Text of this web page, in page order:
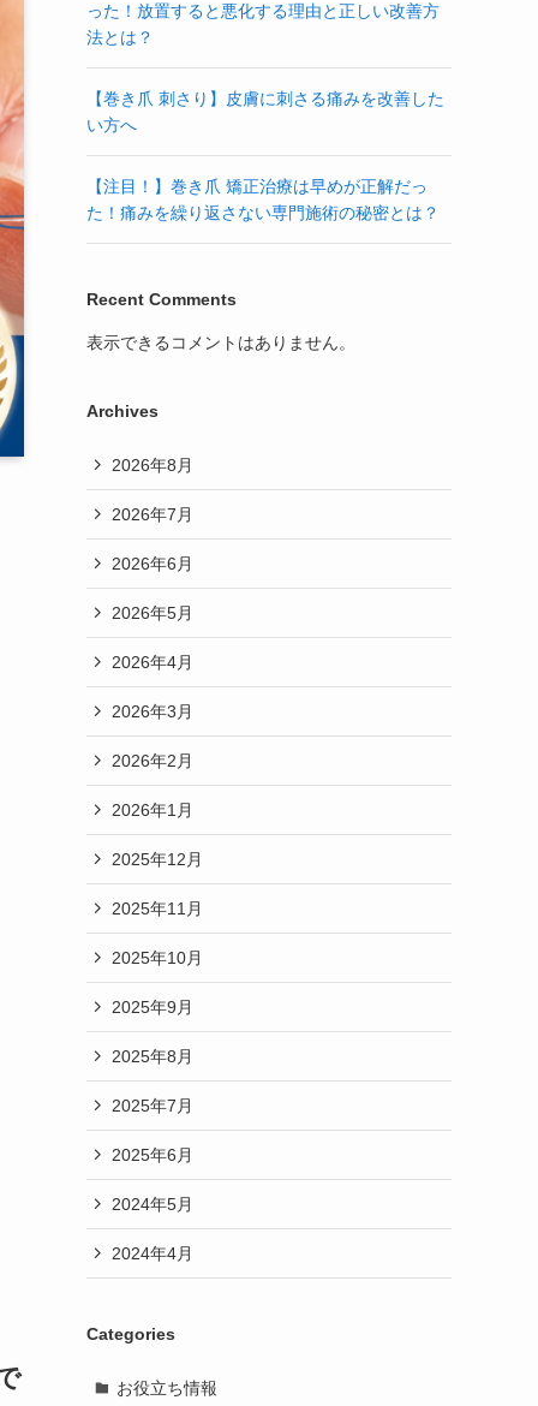
った！放置すると悪化する理由と正しい改善方
法とは？
【巻き爪 刺さり】皮膚に刺さる痛みを改善した
い方へ
【注目！】巻き爪 矯正治療は早めが正解だっ
た！痛みを繰り返さない専門施術の秘密とは？
Recent Comments
表示できるコメントはありません。
Archives
2026年8月
2026年7月
2026年6月
2026年5月
2026年4月
2026年3月
2026年2月
2026年1月
2025年12月
2025年11月
2025年10月
2025年9月
2025年8月
2025年7月
2025年6月
2024年5月
2024年4月
Categories
お役立ち情報